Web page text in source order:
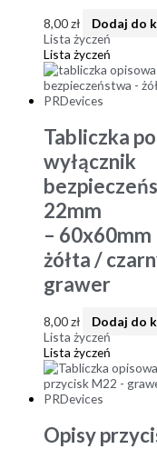
8,00zł
Dodaj do
Lista życzeń
Lista życzeń
Tabliczka
wyłącznik
22mm
– 60x60mm
żółta /
grawer
8,00zł
Dodaj do
Lista życzeń
Lista życzeń
Opisy